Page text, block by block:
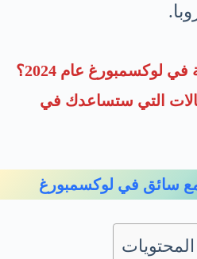
تخطط لقضاء عطلة رائعة في لوكسمبورغ عام 2024؟
التي ستساعدك في
سائق في لوكسمبورغ